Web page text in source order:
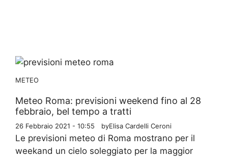
METEO
Meteo Roma: previsioni weekend fino al 28
febbraio, bel tempo a tratti
26 Febbraio 2021 - 10:55 byElisa Cardelli Ceroni
Le previsioni meteo di Roma mostrano per il
weekand un cielo soleggiato per la maggior